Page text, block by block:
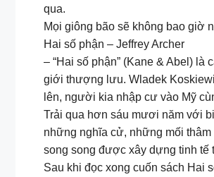
qua.
Mọi giông bão sẽ không bao giờ
Hai số phận – Jeffrey Archer
– “Hai số phận” (Kane & Abel)
giới thượng lưu. Wladek
lên, người kia nhập cư vào Mỹ
Trải qua hơn sáu mươi năm với
những nghĩa cử, những mối
song song được xây dựng tinh tế
Sau khi đọc xong cuốn sách Hai